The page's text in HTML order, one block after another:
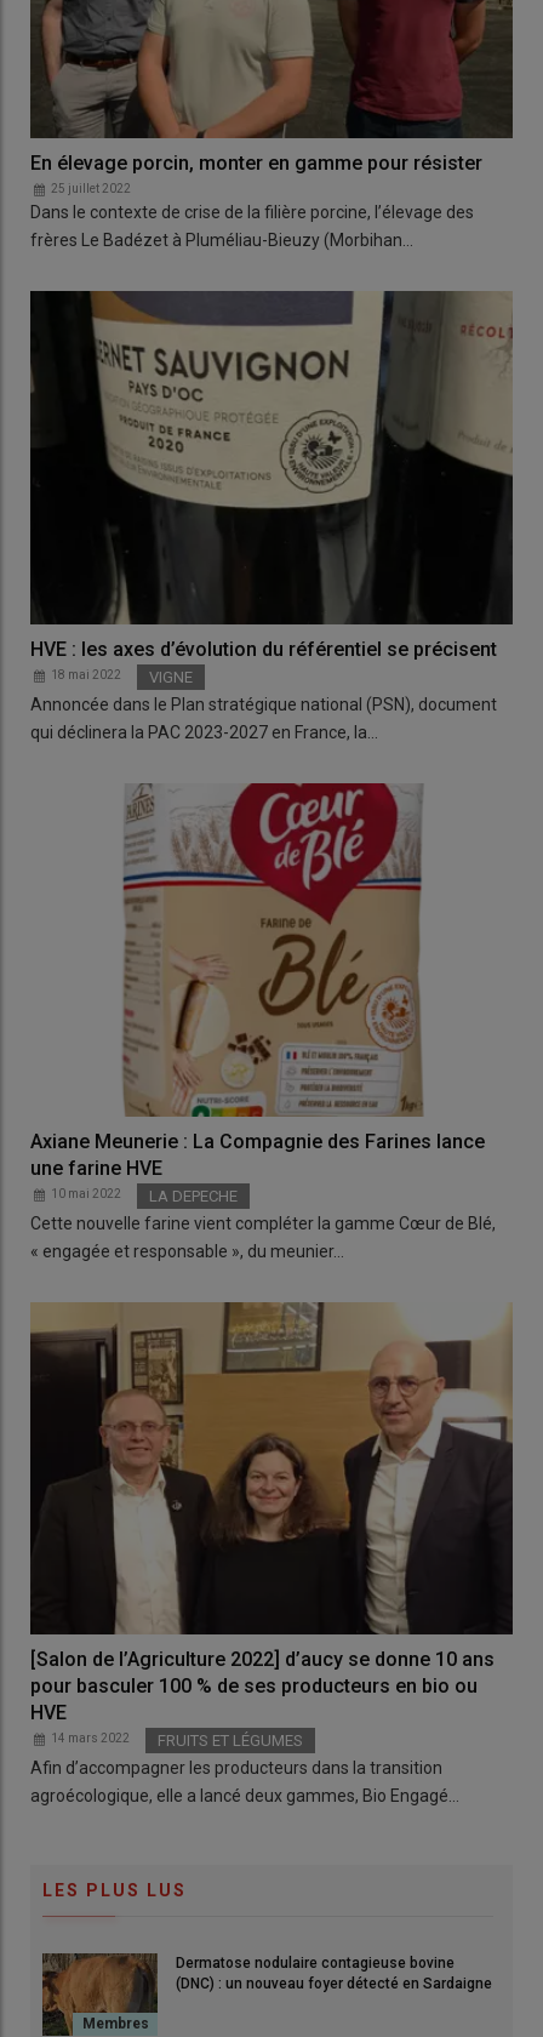
En élevage porcin, monter en gamme pour résister
25 juillet 2022
Dans le contexte de crise de la filière porcine, l’élevage des
frères Le Badézet à Pluméliau-Bieuzy (Morbihan…
HVE : les axes d’évolution du référentiel se précisent
18 mai 2022 VIGNE
Annoncée dans le Plan stratégique national (PSN), document
qui déclinera la PAC 2023-2027 en France, la…
Axiane Meunerie : La Compagnie des Farines lance
une farine HVE
10 mai 2022 LA DEPECHE
Cette nouvelle farine vient compléter la gamme Cœur de Blé,
« engagée et responsable », du meunier…
[Salon de l’Agriculture 2022] d’aucy se donne 10 ans
pour basculer 100 % de ses producteurs en bio ou
HVE
14 mars 2022 FRUITS ET LÉGUMES
Afin d’accompagner les producteurs dans la transition
agroécologique, elle a lancé deux gammes, Bio Engagé…
LES PLUS LUS
Dermatose nodulaire contagieuse bovine
(DNC) : un nouveau foyer détecté en Sardaigne